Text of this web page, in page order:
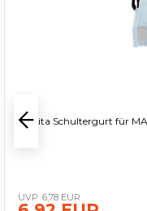
Makita Schultergurt für
6,78 EUR